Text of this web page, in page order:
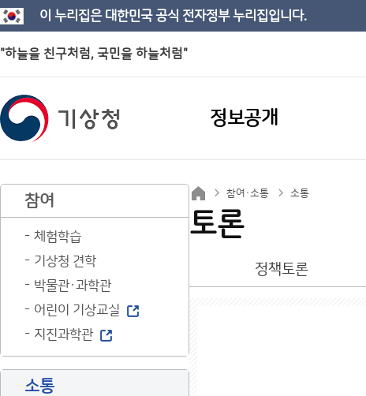
이 누리집은 대한민국 공식 전자정부 누리집입니다.
"하늘을 친구처럼, 국민을 하늘처럼"
정보공개
참여
체험학습
기상청 견학
박물관·과학관
어린이 기상교실
지진과학관
소통
참여·소통 소통
토론
정책토론